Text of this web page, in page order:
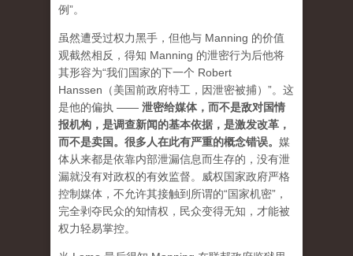
例”。
虽然遭受过权力黑手，但他与 Manning 的价值
观截然相反，得知 Manning 的泄密行为后他将
其形容为“我们国家的下一个 Robert
Hanssen（美国前政府特工，因泄密被捕）”。这
是他的偏执 —— 泄密给媒体，而不是敌对国情
报机构，是调查新闻的基本依据，是激发改革，
而不是卖国。很多人在此有严重的概念错误。 媒
体从来都是依靠内部泄漏信息而生存的，没有泄
漏就没有对政权的有效监督。威权国家政府严格
控制媒体，不允许其接触到所谓的“国家机密”，
完全剥夺民众的知情权，民众变得无知，才能被
权力轻易掌控。